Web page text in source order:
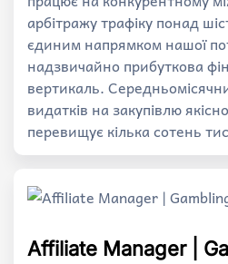
арбітражу трафіку понад
єдиним напрямком нашої
надзвичайно прибуткова
вертикаль.
видатків на закупівлю
перевищує кілька сотень
Affiliate Manager |